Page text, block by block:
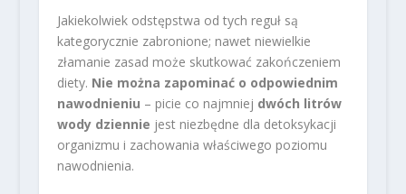
Jakiekolwiek odstępstwa od tych reguł są
kategorycznie zabronione; nawet niewielkie
złamanie zasad może skutkować zakończeniem
diety. Nie można zapominać o odpowiednim
nawodnieniu – picie co najmniej dwóch litrów
wody dziennie jest niezbędne dla detoksykacji
organizmu i zachowania właściwego poziomu
nawodnienia.